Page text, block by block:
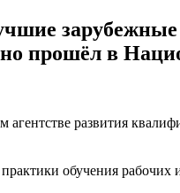
зарубежные
прошёл в
агентстве развития
обучения